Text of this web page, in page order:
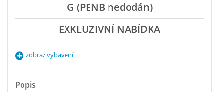
G (PENB nedodán)
EXKLUZIVNÍ NABÍDKA
zobraz vybavení
Popis